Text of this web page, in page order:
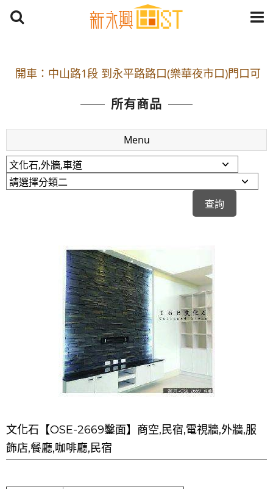
停車
捷運： 中和線【頂溪站 2 號出口】往中山路1段139
原Line已滿 無法加Line好友 請親愛的客戶加入
LINE官方帳號@a0975005573
開車：中山路1段 到永平路路口(樂華夜市口)門口可
捷運： 中和線【頂溪站 2 號出口】往中山路1段139
原Line已滿 無法加Line好友 請親愛的客戶加入
LINE官方帳號@a0975005573
所有商品
Menu
文化石【OSE-2669鑿面】商空,民宿,電視牆,外牆,服
飾店,餐廳,咖啡廳,民宿